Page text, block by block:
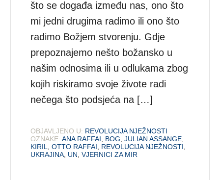
što se događa između nas, ono što
mi jedni drugima radimo ili ono što
radimo Božjem stvorenju. Gdje
prepoznajemo nešto božansko u
našim odnosima ili u odlukama zbog
kojih riskiramo svoje živote radi
nečega što podsjeća na […]
OBJAVLJENO U: REVOLUCIJA NJEŽNOSTI
OZNAKE: ANA RAFFAI BOG ,JULIAN ASSANGE
KIRIL
,OTTO RAFFAI REVOLUCIJA NJEŽNOSTI
UKRAJINA UN ,VJERNICI ZA MIR